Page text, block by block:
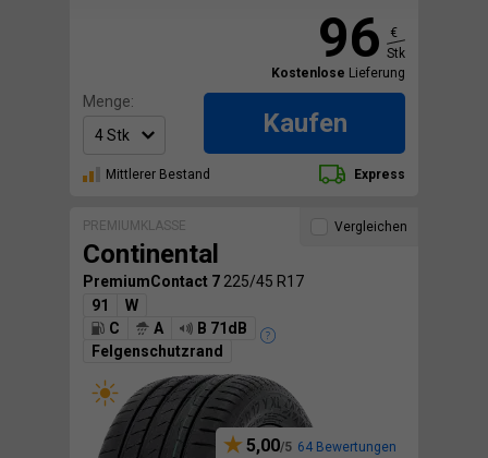
96
€
Stk
Kostenlose Lieferung
Menge:
Kaufen
Mittlerer Bestand Express
PREMIUMKLASSE
Continental
PremiumContact 7 225/45 R17
91
W
C
A
B 71dB
Felgenschutzrand
5,00 64 Bewertungen
Vergleichen